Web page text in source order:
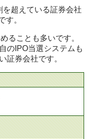
超えている証券会社
す。
ることも多いです。
のIPO当選システムも
証券会社です。